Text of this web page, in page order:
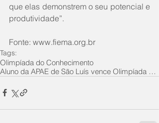
que elas demonstrem o seu potencial e
produtividade”.
Fonte: www.fiema.org.br
Tags:
Olimpíada do Conhecimento
Aluno da APAE de São Luís vence Olimpíada do Conhe